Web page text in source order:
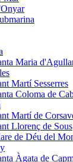
Maria
Martí Sesserres
Coloma de
Martí de
Llorenç de Sous
de Déu del
Àgata de